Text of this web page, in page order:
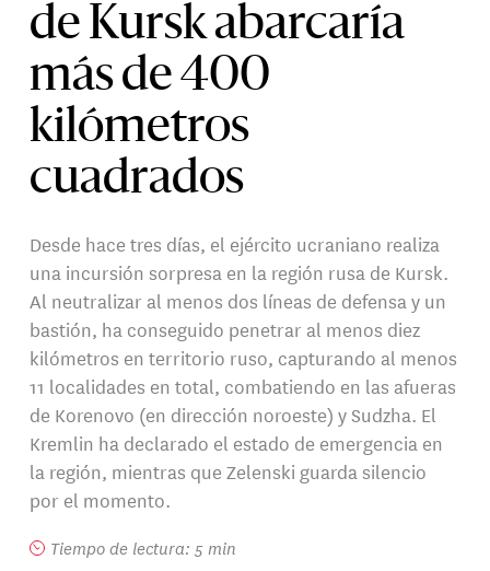
de Kursk abarcaría
más de 400
kilómetros
cuadrados
Desde hace tres días, el ejército ucraniano realiza
una incursión sorpresa en la región rusa de Kursk.
Al neutralizar al menos dos líneas de defensa y un
bastión, ha conseguido penetrar al menos diez
kilómetros en territorio ruso, capturando al menos
11 localidades en total, combatiendo en las afueras
de Korenovo (en dirección noroeste) y Sudzha. El
Kremlin ha declarado el estado de emergencia en
la región, mientras que Zelenski guarda silencio
por el momento.
Tiempo de lectura: 5 min